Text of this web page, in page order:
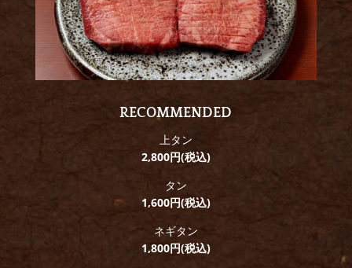
RECOMMENDED
上タン
2,800円(税込)
タン
1,600円(税込)
ネギタン
1,800円(税込)